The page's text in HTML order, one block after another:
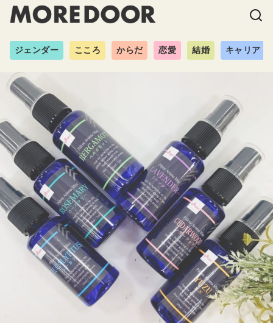
ジェンダー こころ からだ 恋愛 結婚 キャリア